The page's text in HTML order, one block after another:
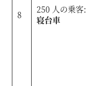
8
250 人の乗客:
寝台車